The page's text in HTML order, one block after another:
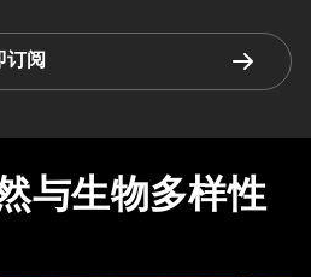
订阅
与生物多样性